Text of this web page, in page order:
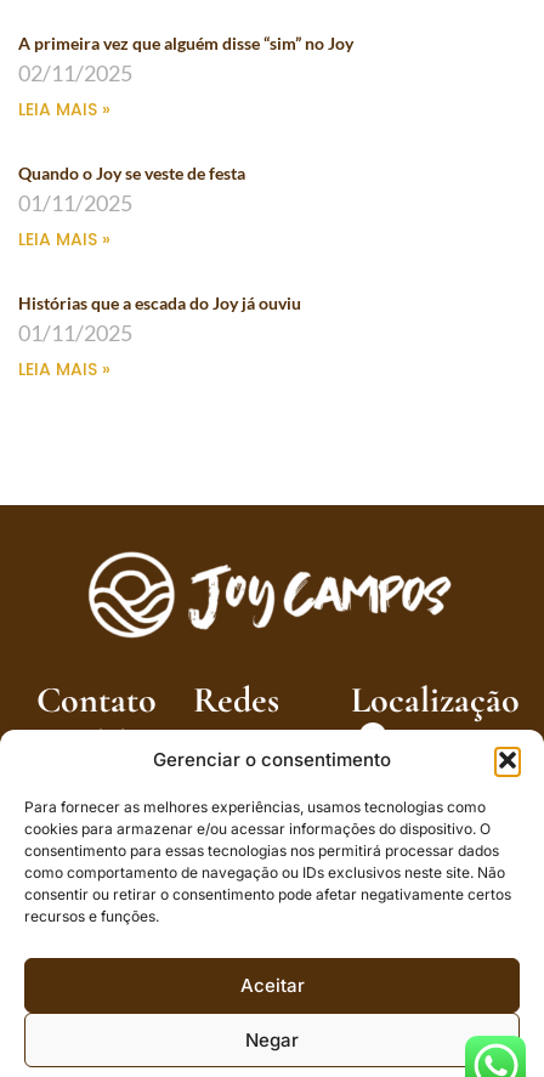
Gerenciar o consentimento
Para fornecer as melhores experiências, usamos tecnologias como
cookies para armazenar e/ou acessar informações do dispositivo. O
consentimento para essas tecnologias nos permitirá processar dados
como comportamento de navegação ou IDs exclusivos neste site. Não
consentir ou retirar o consentimento pode afetar negativamente certos
recursos e funções.
Aceitar
Negar
A primeira vez que alguém disse “sim” no Joy
02/11/2025
LEIA MAIS »
Quando o Joy se veste de festa
01/11/2025
LEIA MAIS »
Histórias que a escada do Joy já ouviu
01/11/2025
LEIA MAIS »
Contato
: (12) 99204-
: (12) 99204-
5860
Redes
sociais
Localização
: Av. João
Dória, 3050 -
Capivari,
Campos do
Jordão - SP,
12460-000